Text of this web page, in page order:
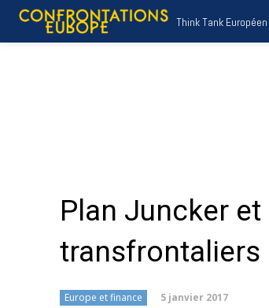
Think Tank Européen
Plan Juncker
transfrontaliers
Europe et finance 5 janvier 2017